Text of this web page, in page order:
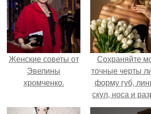
Женские советы от
Эвелины
хромченко.
Сохраняйте
точные черты
форму губ,
скул, носа и
глаз.